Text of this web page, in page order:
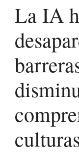
La IA